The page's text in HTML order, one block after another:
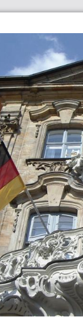
авиабилеты
СТРАНЫ
справка,
посмотреть